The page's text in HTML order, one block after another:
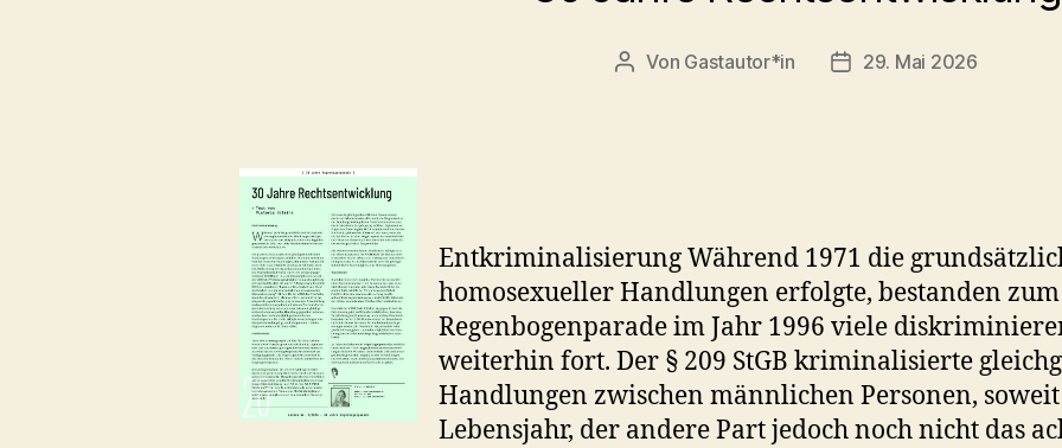
Beitragsautor
Von Gastautor*in Beitragsdatum
29. Mai 2026
Entkriminalisierung Während 1971 die
homosexueller Handlungen erfolgte, bestanden
Regenbogenparade im Jahr 1996 viele
weiterhin fort. Der § 209 StGB kriminalisierte
Handlungen zwischen männlichen Personen,
Lebensjahr, der andere Part jedoch noch nicht das